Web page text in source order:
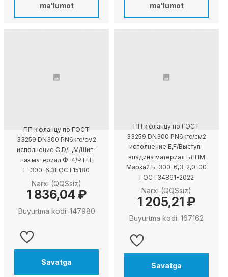
ma'lumot
ma'lumot
ПП к фланцу по ГОСТ
33259 DN300 PN6кгс/см2
исполнение C,D/L,M/Шип-
паз материал Ф-4/PTFE
Г-300-6,3ГОСТ15180
Narxi (QQSsiz)
1 836,04 ₽
Buyurtma kodi: 147980
Savatga
ПП к фланцу по ГОСТ
33259 DN300 PN6кгс/см2
исполнение E,F/Выступ-
впадина материал БЛПМ
Марка2 Б-300-6,3-2,0-00
ГОСТ34861-2022
Narxi (QQSsiz)
1 205,21 ₽
Buyurtma kodi: 167162
Savatga